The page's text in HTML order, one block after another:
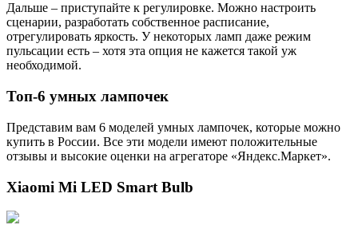
Дальше – приступайте к регулировке. Можно настроить
сценарии, разработать собственное расписание,
отрегулировать яркость. У некоторых ламп даже режим
пульсации есть – хотя эта опция не кажется такой уж
необходимой.
Топ-6 умных лампочек
Представим вам 6 моделей умных лампочек, которые можно
купить в России. Все эти модели имеют положительные
отзывы и высокие оценки на агрегаторе «Яндекс.Маркет».
Xiaomi Mi LED Smart Bulb